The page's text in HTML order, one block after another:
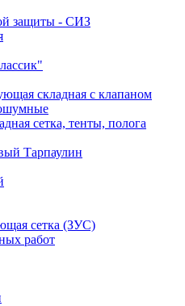
защиты - СИЗ
складная с клапаном
сетка, тенты, полога
Тарпаулин
сетка (ЗУС)
работ